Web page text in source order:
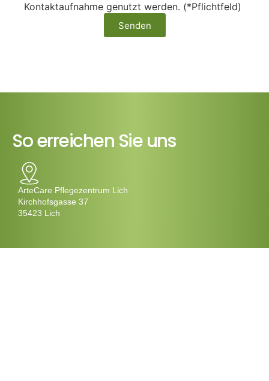
Kontaktaufnahme genutzt werden. (*Pflichtfeld)
Senden
So erreichen Sie uns
ArteCare Pflegezentrum Lich
Kirchhofsgasse 37
35423 Lich